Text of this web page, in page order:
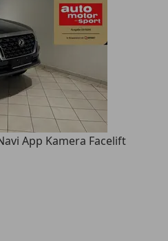
App Kamera Facelift